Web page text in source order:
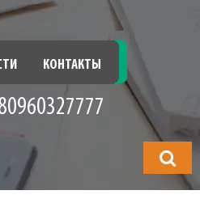
будете
КОНТАКТЫ